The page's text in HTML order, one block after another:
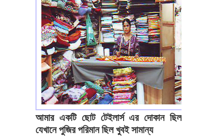
আমার একটি ছোট টেইলার্স এর দোকান ছিল
যেখানে পুজির পরিমান ছিল খুবই সামান্য